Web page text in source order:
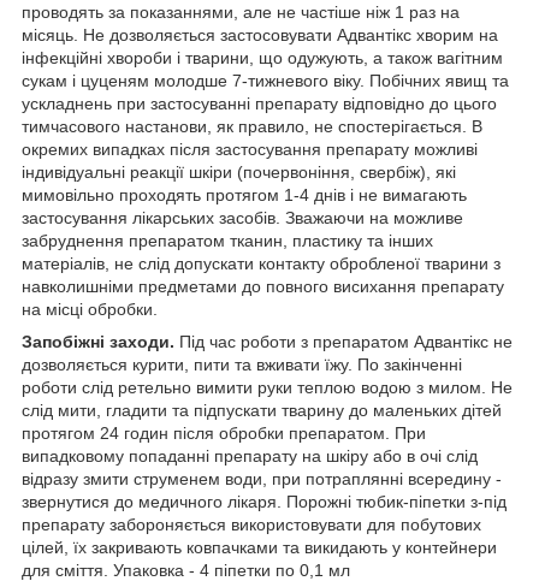
проводять за показаннями, але не частіше ніж 1 раз на
місяць. Не дозволяється застосовувати Адвантікс хворим на
інфекційні хвороби і тварини, що одужують, а також вагітним
сукам і цуценям молодше 7-тижневого віку. Побічних явищ та
ускладнень при застосуванні препарату відповідно до цього
тимчасового настанови, як правило, не спостерігається. В
окремих випадках після застосування препарату можливі
індивідуальні реакції шкіри (почервоніння, свербіж), які
мимовільно проходять протягом 1-4 днів і не вимагають
застосування лікарських засобів. Зважаючи на можливе
забруднення препаратом тканин, пластику та інших
матеріалів, не слід допускати контакту обробленої тварини з
навколишніми предметами до повного висихання препарату
на місці обробки.
Запобіжні заходи. Під час роботи з препаратом Адвантікс не
дозволяється курити, пити та вживати їжу. По закінченні
роботи слід ретельно вимити руки теплою водою з милом. Не
слід мити, гладити та підпускати тварину до маленьких дітей
протягом 24 годин після обробки препаратом. При
випадковому попаданні препарату на шкіру або в очі слід
відразу змити струменем води, при потраплянні всередину -
звернутися до медичного лікаря. Порожні тюбик-піпетки з-під
препарату забороняється використовувати для побутових
цілей, їх закривають ковпачками та викидають у контейнери
для сміття. Упаковка - 4 піпетки по 0,1 мл